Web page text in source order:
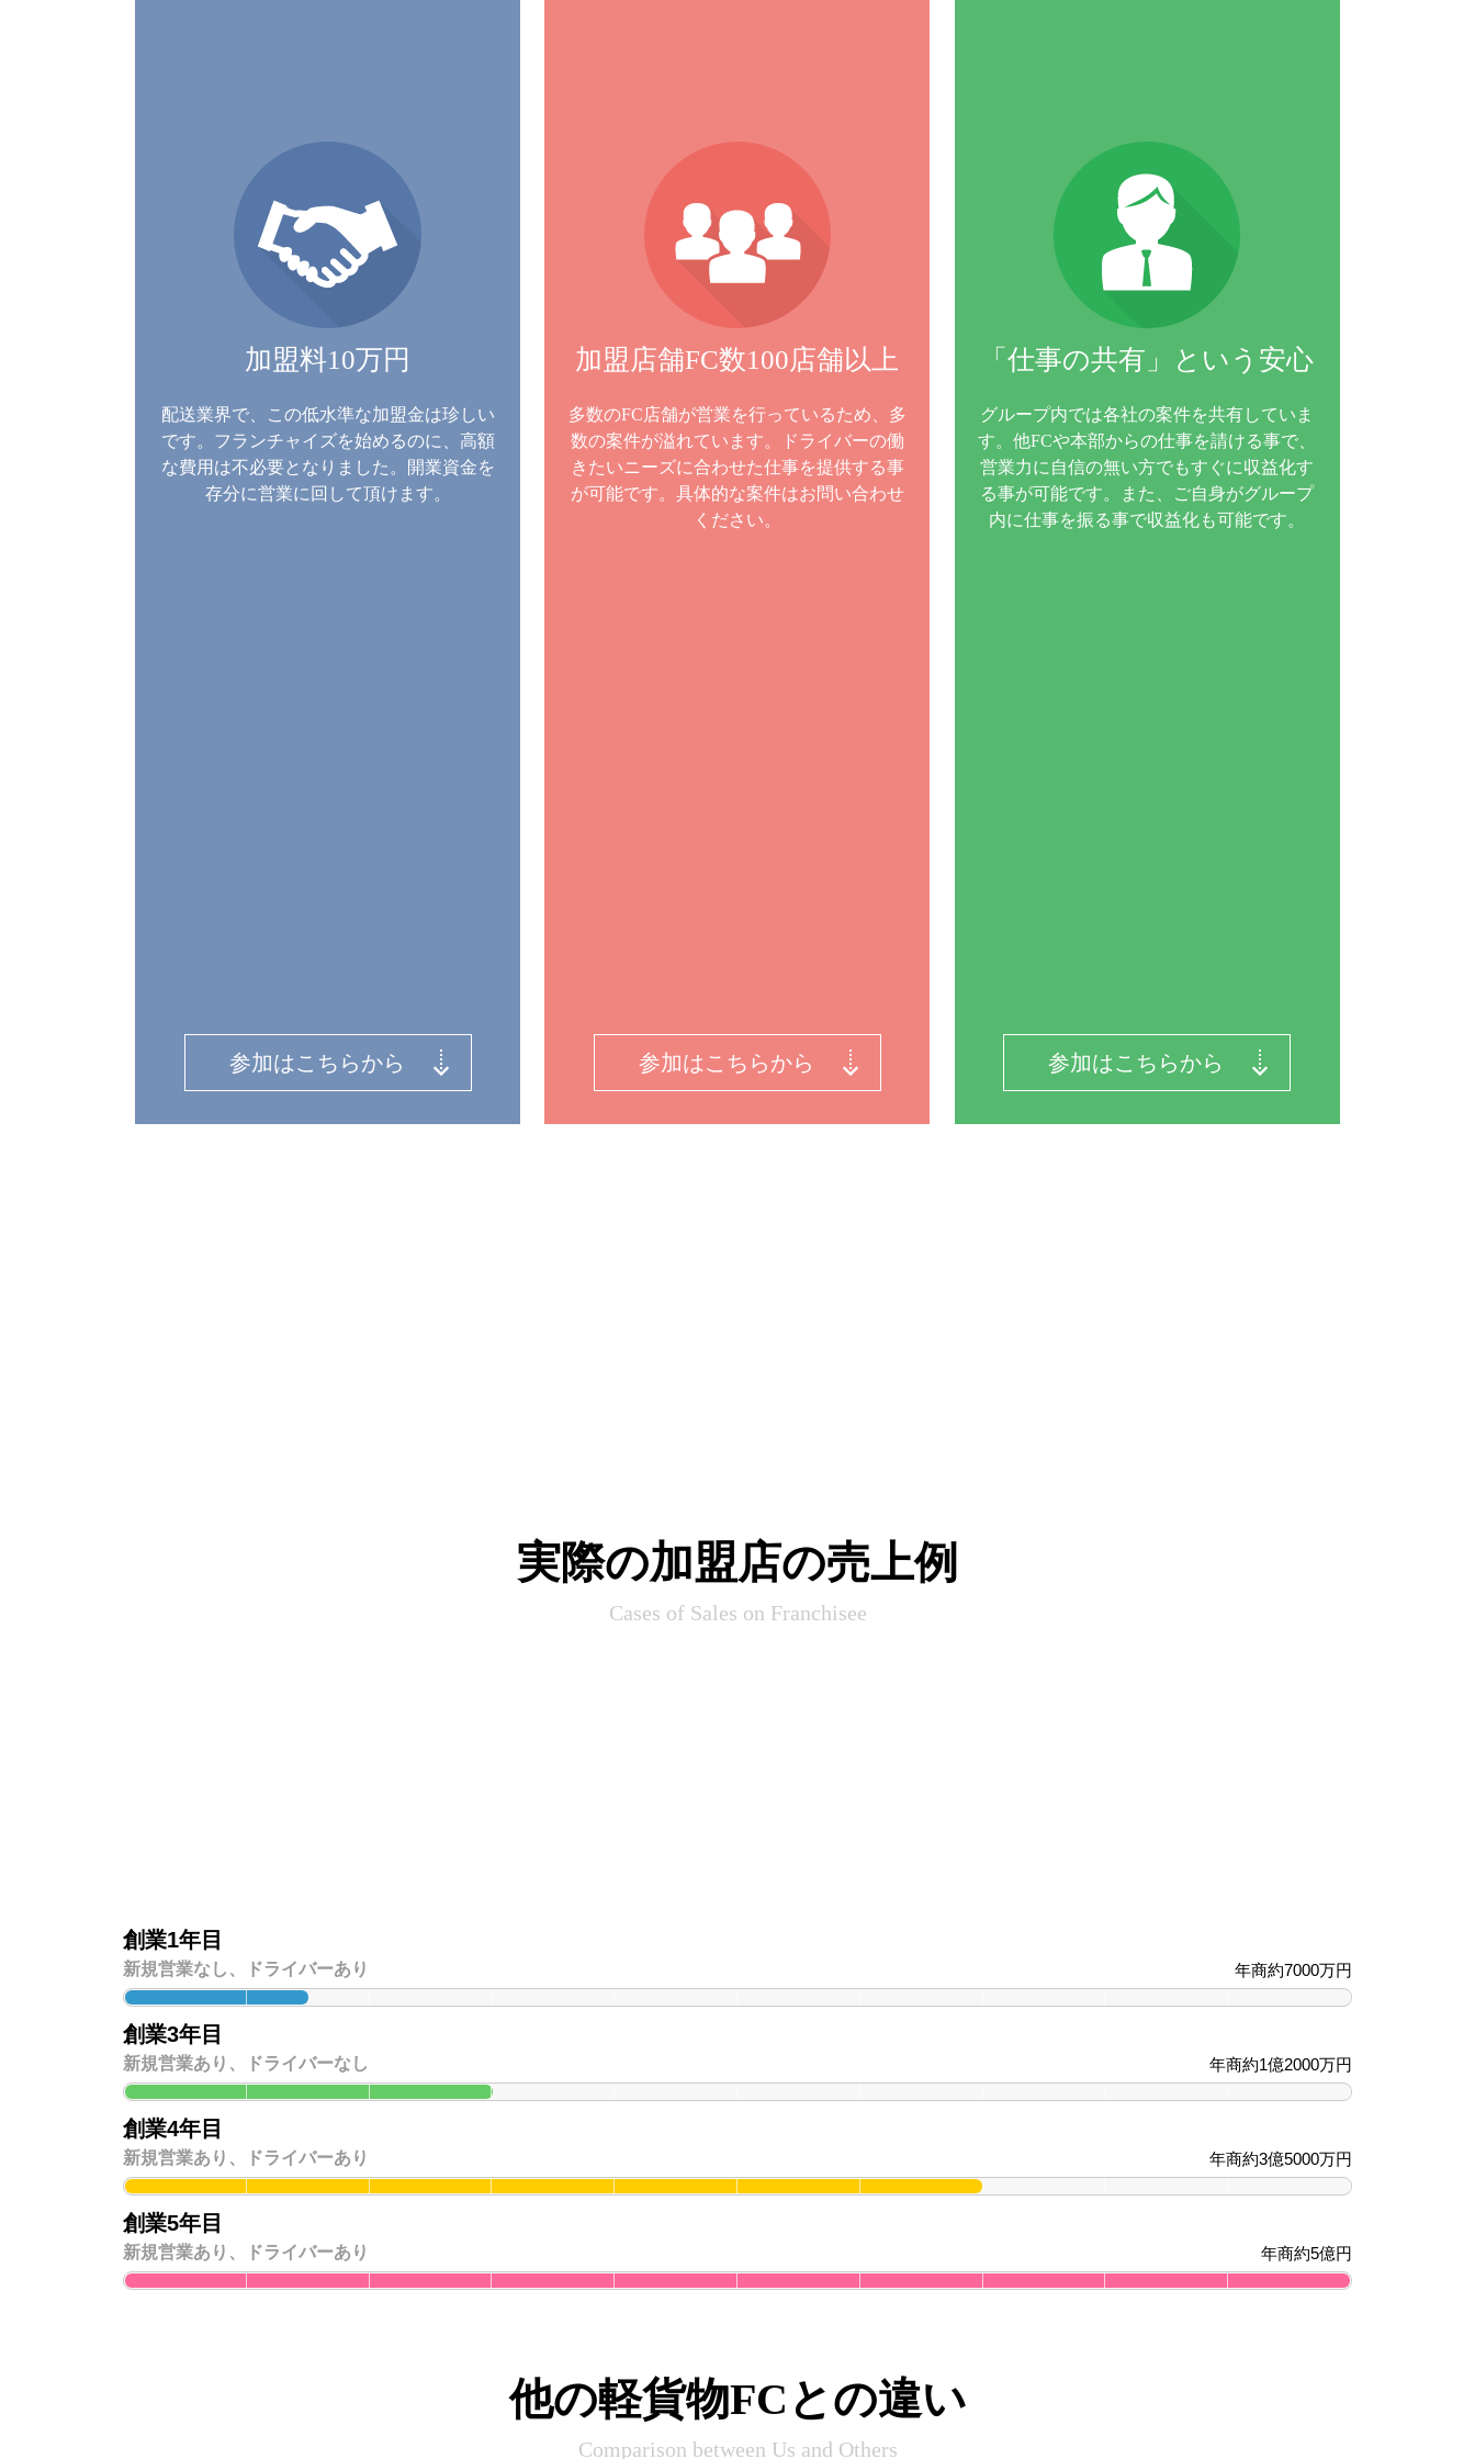
加盟料10万円
配送業界で、この低水準な加盟金は珍しい
です。フランチャイズを始めるのに、高額
な費用は不必要となりました。開業資金を
存分に営業に回して頂けます。
参加はこちらから
加盟店舗FC数100店舗以上
多数のFC店舗が営業を行っているため、多
数の案件が溢れています。ドライバーの働
きたいニーズに合わせた仕事を提供する事
が可能です。具体的な案件はお問い合わせ
ください。
参加はこちらから
「仕事の共有」という安心
グループ内では各社の案件を共有していま
す。他FCや本部からの仕事を請ける事で、
営業力に自信の無い方でもすぐに収益化す
る事が可能です。また、ご自身がグループ
内に仕事を振る事で収益化も可能です。
参加はこちらから
実際の加盟店の売上例
Cases of Sales on Franchisee
創業1年目
新規営業なし、ドライバーあり 年商約7000万円
創業3年目
新規営業あり、ドライバーなし 年商約1億2000万円
創業4年目
新規営業あり、ドライバーあり 年商約3億5000万円
創業5年目
新規営業あり、ドライバーあり 年商約5億円
他の軽貨物FCとの違い
Comparison between Us and Others